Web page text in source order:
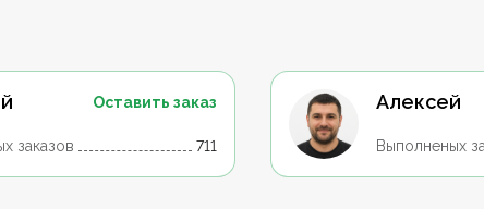
Оставить заказ
заказов 711
Алексей
Выполненых